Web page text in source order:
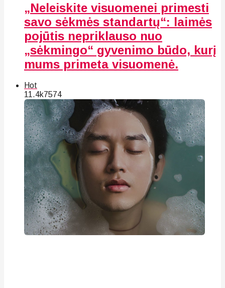
„Neleiskite visuomenei primesti
savo sėkmės standartų“: laimės
pojūtis nepriklauso nuo
„sėkmingo“ gyvenimo būdo, kurį
mums primeta visuomenė.
Hot
11.4k7574